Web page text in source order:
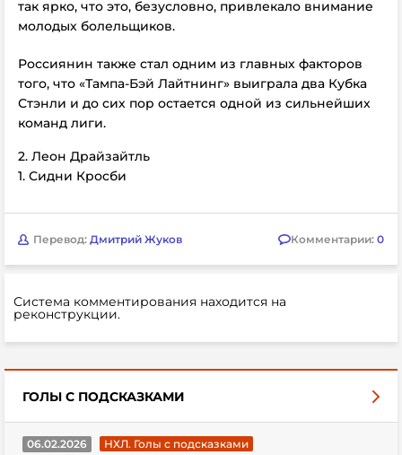
так ярко, что это, безусловно, привлекало внимание
молодых болельщиков.
Россиянин также стал одним из главных факторов
того, что «Тампа-Бэй Лайтнинг» выиграла два Кубка
Стэнли и до сих пор остается одной из сильнейших
команд лиги.
2. Леон Драйзайтль
1. Сидни Кросби
Перевод: Дмитрий Жуков Комментарии: 0
Система комментирования находится на
реконструкции.
ГОЛЫ С ПОДСКАЗКАМИ
06.02.2026
НХЛ. Голы с подсказками